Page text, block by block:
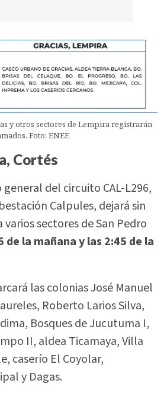
y otros sectores de Lempira registrarán
Foto: ENEE
Cortés
del circuito CAL-L296,
Calpules, dejará sin
sectores de San Pedro
de la mañana y las 2:45 de la
las colonias José Manuel
Roberto Larios Silva,
Bosques de Jucutuma I,
II, aldea Ticamaya, Villa
caserío El Coyolar,
y Dagas.